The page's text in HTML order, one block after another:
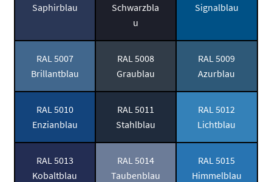
Saphirblau
Schwarzbla
u
Signalblau
RAL 5007
Brillantblau
RAL 5008
Graublau
RAL 5009
Azurblau
RAL 5010
Enzianblau
RAL 5011
Stahlblau
RAL 5012
Lichtblau
RAL 5013
Kobaltblau
RAL 5014
Taubenblau
RAL 5015
Himmelblau